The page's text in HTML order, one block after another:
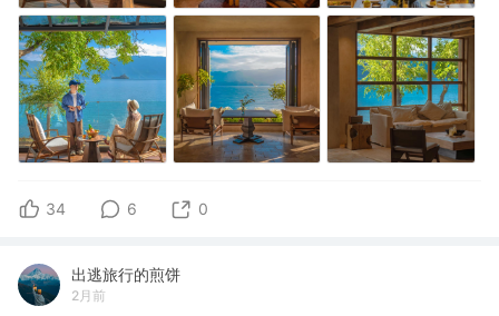
34 6 0
出逃旅行的煎饼
2月前